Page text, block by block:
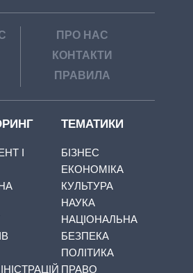
ПРО НАС
КОНТАКТИ
ПРАВИЛА
І
ТЕМАТИКИ
БІЗНЕС
ЕКОНОМІКА
КУЛЬТУРА
НАУКА
НАЦІОНАЛЬНА
БЕЗПЕКА
ПОЛІТИКА
ПРАВО